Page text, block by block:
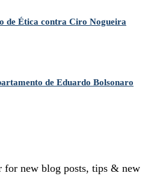
de Ética contra Ciro Nogueira
de Eduardo Bolsonaro
for new blog posts, tips & new